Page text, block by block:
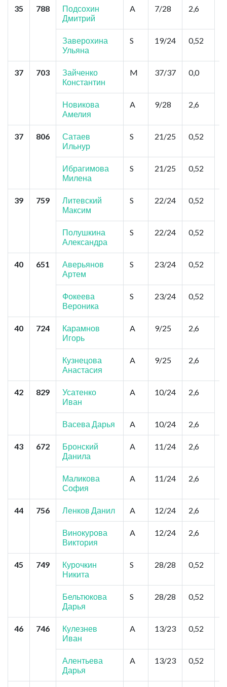
35 788
Подсохин
Дмитрий
A 7/28 2,6
Заверохина
Ульяна
S 19/24 0,52
37 703
Зайченко
Константин
M 37/37 0,0
Новикова
Амелия
A 9/28 2,6
37 806
Сатаев
Ильнур
S 21/25 0,52
Ибрагимова
Милена
S 21/25 0,52
39 759
Литевский
Максим
S 22/24 0,52
Полушкина
Александра
S 22/24 0,52
40 651
Аверьянов
Артем
S 23/24 0,52
Фокеева
Вероника
S 23/24 0,52
40 724
Карамнов
Игорь
A 9/25 2,6
Кузнецова
Анастасия
A 9/25 2,6
42 829
Усатенко
Иван
A 10/24 2,6
Васева Дарья A 10/24 2,6
43 672
Бронский
Данила
A 11/24 2,6
Маликова
София
A 11/24 2,6
44 756 Ленков Данил A 12/24 2,6
Винокурова
Виктория
A 12/24 2,6
45 749
Курочкин
Никита
S 28/28 0,52
Бельтюкова
Дарья
S 28/28 0,52
46 746
Кулезнев
Иван
A 13/23 0,52
Алентьева
Дарья
A 13/23 0,52